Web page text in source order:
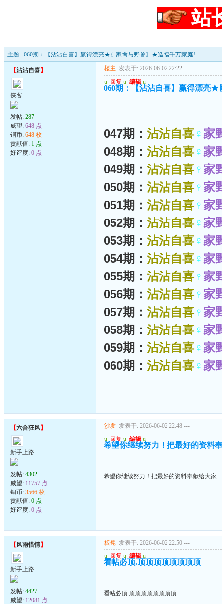
站
主题 : 060期：【沾沾自喜】赢得漂亮★〖家禽与野兽〗★造福千万家庭!
【沾沾自喜】
侠客
发帖: 287
威望: 648 点
铜币: 648 枚
贡献值: 1 点
好评度: 0 点
楼主 发表于: 2026-06-02 22:22 ---
u 回复 u 编辑 u
060期：【沾沾自喜】赢得漂亮
047期： 沾沾自喜♀ 家
048期： 沾沾自喜♀ 家
049期： 沾沾自喜♀ 家
050期： 沾沾自喜♀ 家
051期： 沾沾自喜♀ 家
052期： 沾沾自喜♀ 家
053期： 沾沾自喜♀ 家
054期： 沾沾自喜♀ 家
055期： 沾沾自喜♀ 家
056期： 沾沾自喜♀ 家
057期： 沾沾自喜♀ 家
058期： 沾沾自喜♀ 家
059期： 沾沾自喜♀ 家
060期： 沾沾自喜♀ 家
【六合狂风】
新手上路
发帖: 4302
威望: 11757 点
铜币: 3566 枚
贡献值: 0 点
好评度: 0 点
沙发 发表于: 2026-06-02 22:48 ---
u 回复 u 编辑 u
希望你继续努力！把最好的资料
希望你继续努力！把最好的资料奉献给大家
【风雨惜情】
新手上路
发帖: 4427
威望: 12081 点
板凳 发表于: 2026-06-02 22:50 ---
u 回复 u 编辑 u
看帖必顶.顶顶顶顶顶顶顶顶
看帖必顶.顶顶顶顶顶顶顶顶